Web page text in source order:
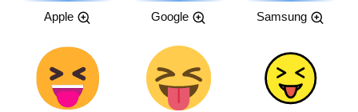
Apple Google Samsung